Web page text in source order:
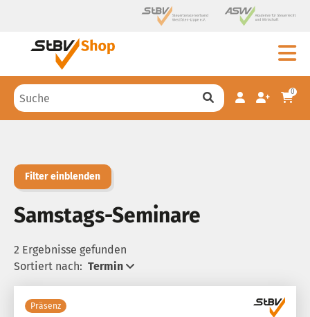
0
Filter einblenden
Samstags-Seminare
2 Ergebnisse gefunden
Sortiert nach: Termin
Präsenz